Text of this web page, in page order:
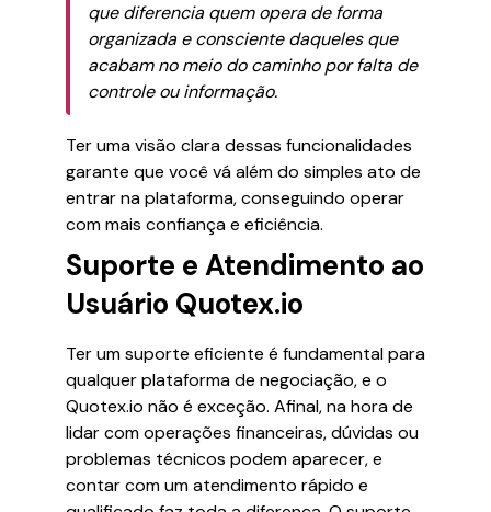
que diferencia quem opera de forma
organizada e consciente daqueles que
acabam no meio do caminho por falta de
controle ou informação.
Ter uma visão clara dessas funcionalidades
garante que você vá além do simples ato de
entrar na plataforma, conseguindo operar
com mais confiança e eficiência.
Suporte e Atendimento ao
Usuário Quotex.io
Ter um suporte eficiente é fundamental para
qualquer plataforma de negociação, e o
Quotex.io não é exceção. Afinal, na hora de
lidar com operações financeiras, dúvidas ou
problemas técnicos podem aparecer, e
contar com um atendimento rápido e